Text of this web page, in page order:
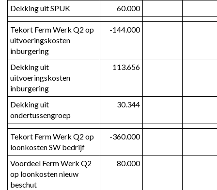
Dekking uit SPUK 60.000
Tekort Ferm Werk Q2 op
uitvoeringskosten
inburgering
-144.000
Dekking uit
uitvoeringskosten
inburgering
113.656
Dekking uit
ondertussengroep
30.344
Tekort Ferm Werk Q2 op
loonkosten SW bedrijf
-360.000
Voordeel Ferm Werk Q2
op loonkosten nieuw
beschut
80.000